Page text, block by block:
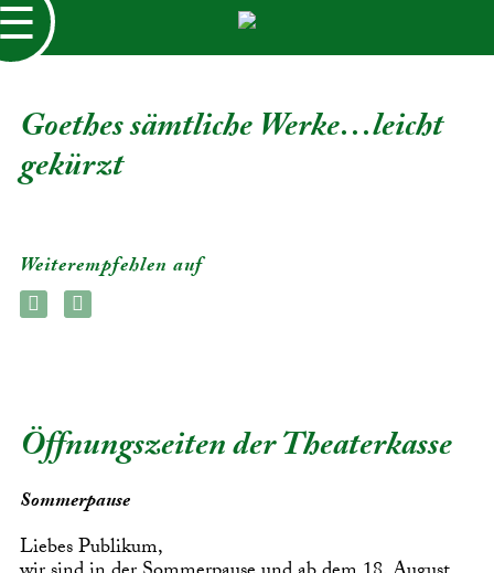
Goethes sämtliche Werke…leicht
gekürzt
Weiterempfehlen auf
Öffnungszeiten der Theaterkasse
Sommerpause
Liebes Publikum,